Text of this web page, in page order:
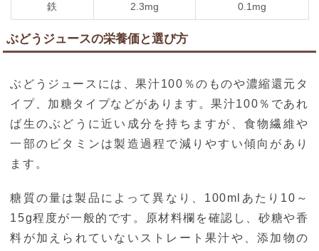
鉄 2.3mg 0.1mg
ぶどうジュースの栄養価と選び方
ぶどうジュースには、果汁100％のものや濃縮還元タ
イプ、加糖タイプなどがあります。果汁100％であれ
ば生のぶどうに近い成分を持ちますが、食物繊維や
一部のビタミンは製造過程で減りやすい傾向があり
ます。
糖質の量は製品によって異なり、100mlあたり10～
15g程度が一般的です。原材料欄を確認し、砂糖や香
料が加えられていないストレート果汁や、添加物の